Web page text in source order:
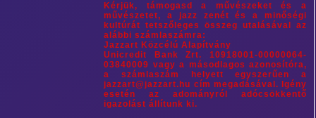
Kérjük, támogasd a művészeket és a
művészetet, a jazz zenét és a minőségi
kultúrát tetszőleges összeg utalásával az
alábbi számlaszámra:
Jazzart Közcélú Alapítvány
Unicredit Bank Zrt. 10918001-00000064-
03840009 vagy a másodlagos azonosítóra,
a számlaszám helyett egyszerűen a
jazzart@jazzart.hu cím megadásával. Igény
esetén az adományról adócsökkentő
igazolást állítunk ki.